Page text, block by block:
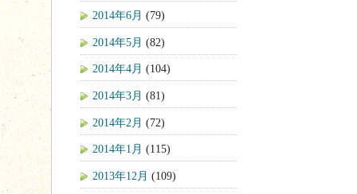
2014年6月 (79)
2014年5月 (82)
2014年4月 (104)
2014年3月 (81)
2014年2月 (72)
2014年1月 (115)
2013年12月 (109)